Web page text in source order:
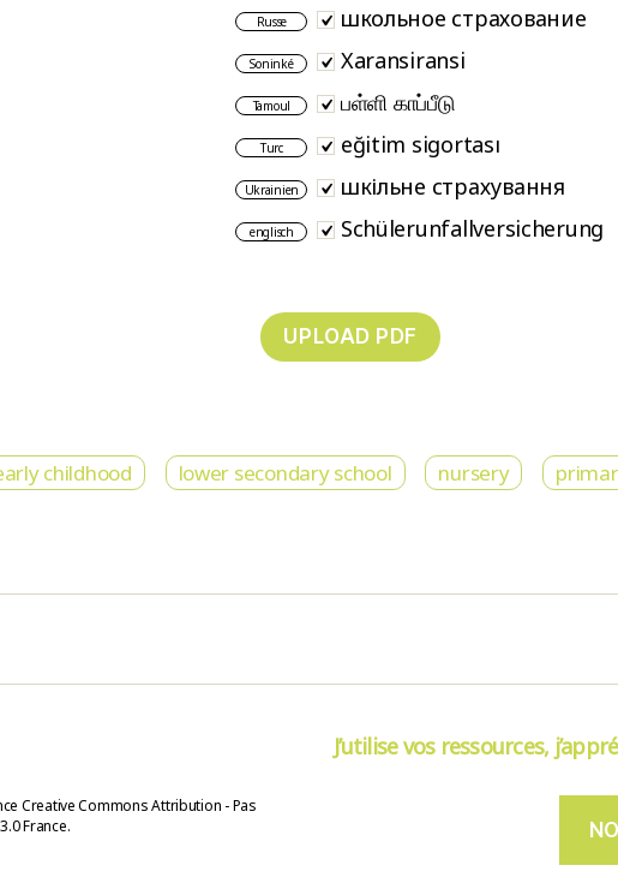
Russe школьное страхование
Soninké Xaransiransi
Tamoul பள்ளி காப்பீடு
Turc eğitim sigortası
Ukrainien шкільне страхування
englisch Schülerunfallversicherung
childhood lower secondary school nursery
Creative Commons Attribution - Pas
France.
J’utilise vos ressources,